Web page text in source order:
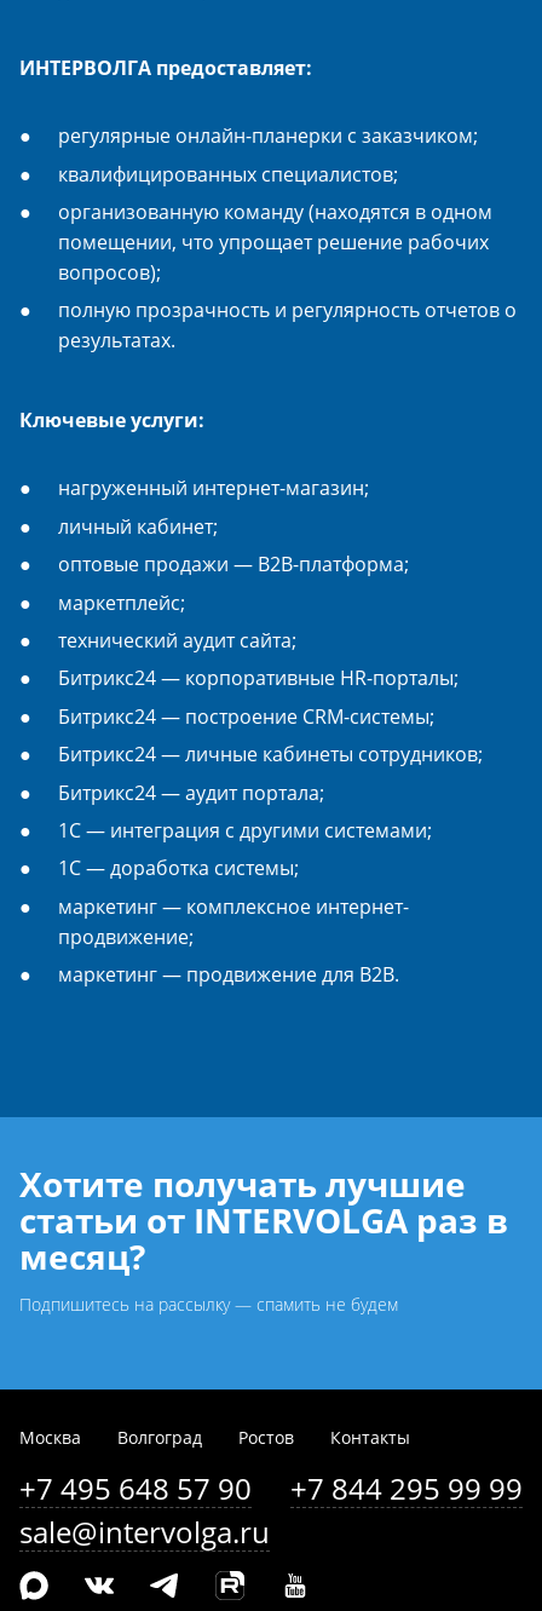
ИНТЕРВОЛГА предоставляет:
регулярные онлайн-планерки с заказчиком;
квалифицированных специалистов;
организованную команду (находятся в одном
помещении, что упрощает решение рабочих
вопросов);
полную прозрачность и регулярность отчетов о
результатах.
Ключевые услуги:
нагруженный интернет-магазин;
личный кабинет;
оптовые продажи — B2B-платформа;
маркетплейс;
технический аудит сайта;
Битрикс24 — корпоративные HR-порталы;
Битрикс24 — построение CRM-системы;
Битрикс24 — личные кабинеты сотрудников;
Битрикс24 — аудит портала;
1С — интеграция с другими системами;
1С — доработка системы;
маркетинг — комплексное интернет-
продвижение;
маркетинг — продвижение для B2B.
Хотите получать лучшие
статьи от INTERVOLGA раз в
месяц?
Подпишитесь на рассылку — спамить не будем
Москва Волгоград Ростов Контакты
+7 495 648 57 90
+7 844 295 99 99
sale@intervolga.ru